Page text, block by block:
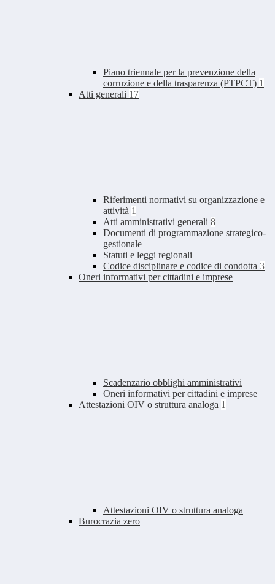
Piano triennale per la prevenzione della
corruzione e della trasparenza (PTPCT) 1
Atti generali 17
Riferimenti normativi su organizzazione e
attività 1
Atti amministrativi generali 8
Documenti di programmazione strategico-
gestionale
Statuti e leggi regionali
Codice disciplinare e codice di condotta 3
Oneri informativi per cittadini e imprese
Scadenzario obblighi amministrativi
Oneri informativi per cittadini e imprese
Attestazioni OIV o struttura analoga 1
Attestazioni OIV o struttura analoga
Burocrazia zero